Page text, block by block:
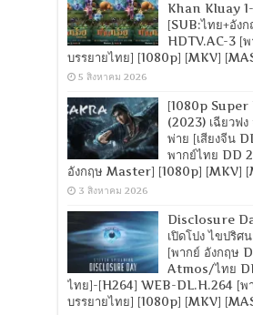
Khan Kluay
[SUB:ไทย+อังก
HDTV.AC-3 [
บรรยายไทย] [1080p] [MKV]
5 สิงหาคม 2026
[1080p Super
(2023) เฉียวฟ
พ่าย [เสียงจีน
พากย์ไทย DD
อังกฤษ Master] [1080p] [MKV]
3 สิงหาคม 2026
Disclosure
เปิดโปง ไขปริศ
[พากย์ อังกฤษ
Atmos/ไทย
ไทย]-[H264] WEB-DL.H.264 [พ
บรรยายไทย] [1080p] [MKV]